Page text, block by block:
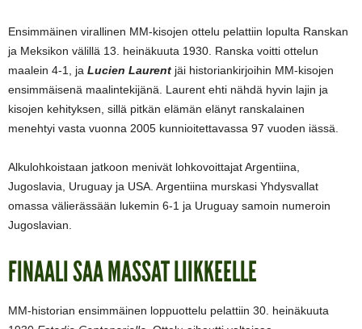
Ensimmäinen virallinen MM-kisojen ottelu pelattiin lopulta Ranskan
ja Meksikon välillä 13. heinäkuuta 1930. Ranska voitti ottelun
maalein 4-1, ja Lucien Laurent jäi historiankirjoihin MM-kisojen
ensimmäisenä maalintekijänä. Laurent ehti nähdä hyvin lajin ja
kisojen kehityksen, sillä pitkän elämän elänyt ranskalainen
menehtyi vasta vuonna 2005 kunnioitettavassa 97 vuoden iässä.
Alkulohkoistaan jatkoon menivät lohkovoittajat Argentiina,
Jugoslavia, Uruguay ja USA. Argentiina murskasi Yhdysvallat
omassa välierässään lukemin 6-1 ja Uruguay samoin numeroin
Jugoslavian.
FINAALI SAA MASSAT LIIKKEELLE
MM-historian ensimmäinen loppuottelu pelattiin 30. heinäkuuta